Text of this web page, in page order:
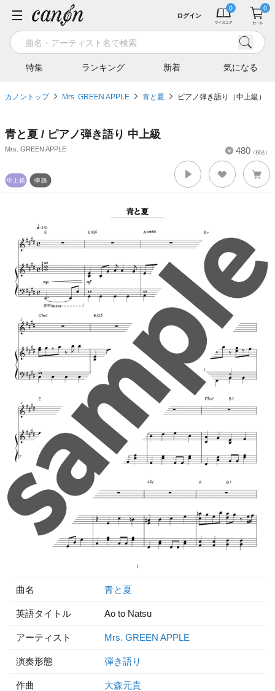
特集 ランキング 新着 気になる
ログイン
カノントップ Mrs. GREEN APPLE 青と夏 ピアノ弾き語り（中上級）
青と夏 / ピアノ弾き語り 中上級
Mrs. GREEN APPLE 480 （税込）
曲名 青と夏
英語タイトル Ao to Natsu
アーティスト Mrs. GREEN APPLE
演奏形態 弾き語り
作曲 大森元貴